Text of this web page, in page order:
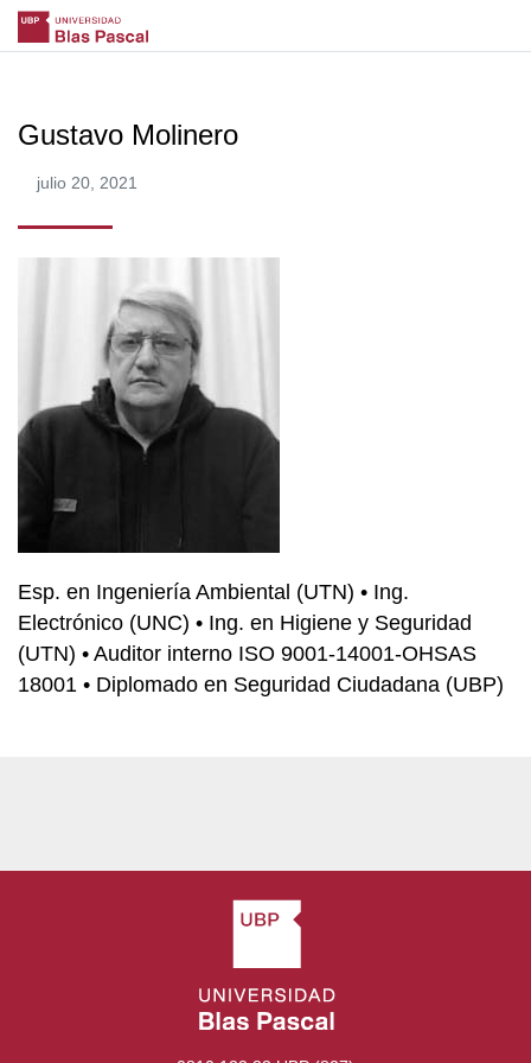
Gustavo Molinero
julio 20, 2021
Esp. en Ingeniería Ambiental (UTN) • Ing.
Electrónico (UNC) • Ing. en Higiene y Seguridad
(UTN) • Auditor interno ISO 9001-14001-OHSAS
18001 • Diplomado en Seguridad Ciudadana (UBP)